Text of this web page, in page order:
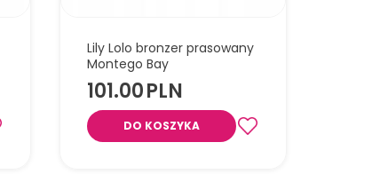
Lily Lolo bronzer prasowany
Montego Bay
101.00PLN
DO KOSZYKA